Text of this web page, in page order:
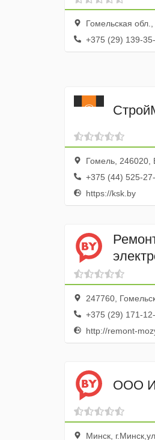
Гомельская обл.,
+375 (29) 139-35-
Гомель, 246020,
+375 (44) 525-27-
https://ksk.by
247760, Гомельская
+375 (29) 171-12-
http://remont-
ООО
Минск,